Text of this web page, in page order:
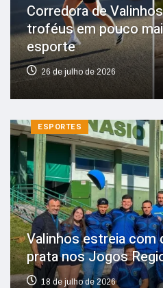
Corredora de
troféus em pouco
esporte
26 de julho de 2026
ESPORTES
Valinhos estreia com
prata nos Jogos
18 de julho de 2026